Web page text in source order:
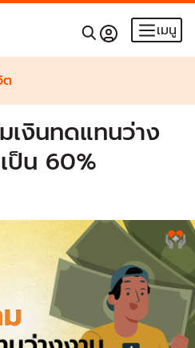
เมนู
เงินทดแทนว่าง
ป็น 60%